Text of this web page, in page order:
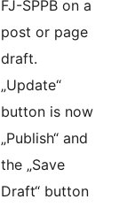
FJ-SPPB on a
post or page
draft.
„Update“
button is now
„Publish“ and
the „Save
Draft“ button